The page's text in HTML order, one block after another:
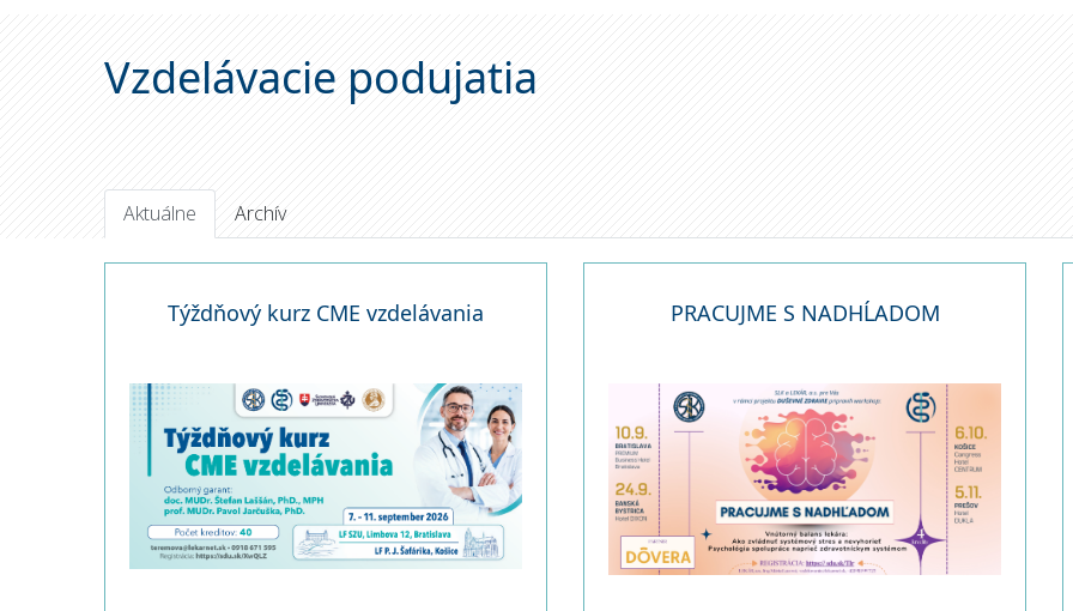
Vzdelávacie podujatia
Aktuálne Archív
Týždňový kurz CME vzdelávania PRACUJME S NADHĹADOM